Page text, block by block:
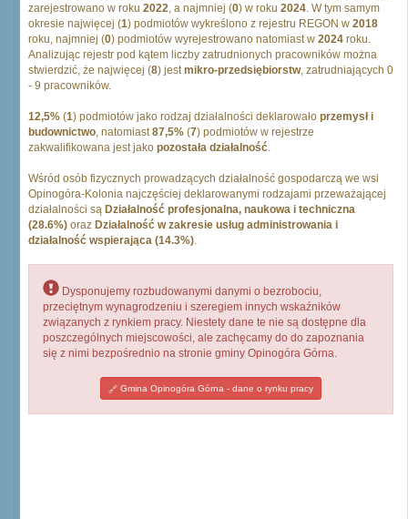
zarejestrowano w roku 2022, a najmniej (0) w roku 2024. W tym samym
okresie najwięcej (1) podmiotów wykreślono z rejestru REGON w 2018
roku, najmniej (0) podmiotów wyrejestrowano natomiast w 2024 roku.
Analizując rejestr pod kątem liczby zatrudnionych pracowników można
stwierdzić, że najwięcej (8) jestmikro-przedsiębiorstw, zatrudniających 0
- 9 pracowników.
12,5% (1) podmiotów jako rodzaj działalności deklarowało przemysł i
budownictwo, natomiast87,5% (7) podmiotów w rejestrze
zakwalifikowana jest jako pozostała działalność.
Wśród osób fizycznych prowadzących działalność gospodarczą we wsi
Opinogóra-Kolonia najczęściej deklarowanymi rodzajami przeważającej
działalności są Działalność profesjonalna, naukowa i techniczna
(28.6%) oraz Działalność w zakresie usług administrowania i
działalność wspierająca (14.3%).
Dysponujemy rozbudowanymi danymi o bezrobociu,
przeciętnym wynagrodzeniu i szeregiem innych wskaźników
związanych z rynkiem pracy. Niestety dane te nie są dostępne dla
poszczególnych miejscowości, ale zachęcamy do do zapoznania
się z nimi bezpośrednio na stronie gminy Opinogóra Górna.
Gmina Opinogóra Górna - dane o rynku pracy